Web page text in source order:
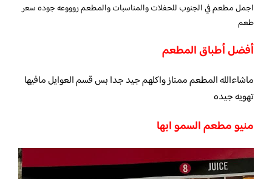
اجمل مطعم في الجنوب للحفلات والمناسبات والمطعم روووعه جوده سعر
طعم
أفضل أطباق المطعم
ماشاءالله المطعم ممتاز واكلهم جيد جدا بس قسم العوايل مافيها
تهويه جيده
منيومطعم السمو ابها